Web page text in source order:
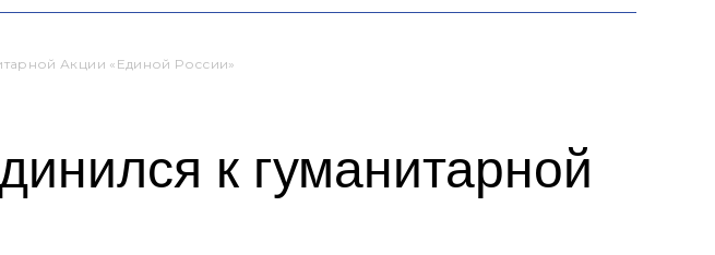
Акции «Единой России»
к гуманитарной